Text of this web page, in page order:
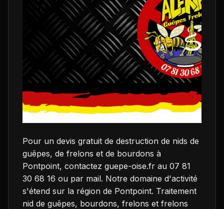
Pour un devis gratuit de destruction de nids de
guêpes, de frelons et de bourdons à
Pontpoint, contactez guepe-oise.fr au 07 81
30 68 16 ou par mail. Notre domaine d'activité
s'étend sur la région de Pontpoint. Traitement
nid de guêpes, bourdons, frelons et frelons